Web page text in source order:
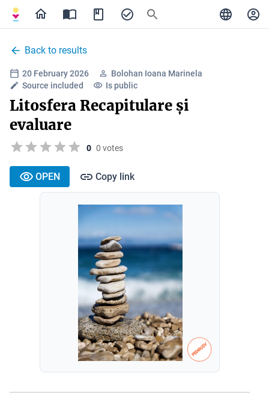
Back to results
20 February 2026
Bolohan Ioana Marinela
Source included
Is public
Litosfera Recapitulare și
evaluare
0 0 votes
OPEN Copy link